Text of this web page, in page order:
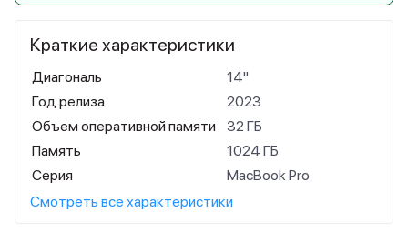
Краткие характеристики
Диагональ
14"
Год релиза
2023
Объем оперативной памяти
32 ГБ
Память
1024 ГБ
Серия
MacBook Pro
Смотреть все характеристики